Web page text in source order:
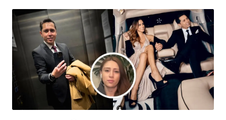
y
F
ar
n
d
Brava,
Gran
Hermano
-
Tendencias